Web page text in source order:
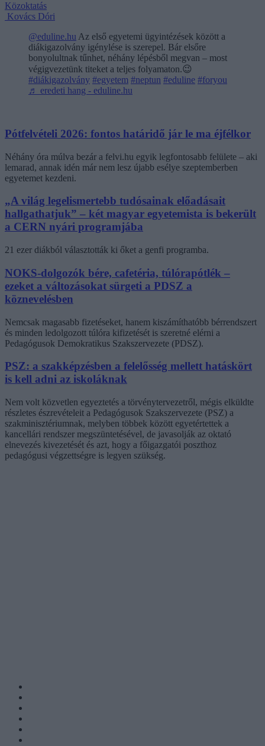
Közoktatás
Kovács Dóri
@eduline.hu Az első egyetemi ügyintézések között a
diákigazolvány igénylése is szerepel. Bár elsőre
bonyolultnak tűnhet, néhány lépésből megvan – most
végigvezetünk titeket a teljes folyamaton.😉
#diákigazolvány #egyetem #neptun #eduline #foryou
♬ eredeti hang - eduline.hu
Pótfelvételi 2026: fontos határidő jár le ma éjfélkor
Néhány óra múlva bezár a felvi.hu egyik legfontosabb felülete – aki
lemarad, annak idén már nem lesz újabb esélye szeptemberben
egyetemet kezdeni.
„A világ legelismertebb tudósainak előadásait
hallgathatjuk” – két magyar egyetemista is bekerült
a CERN nyári programjába
21 ezer diákból választották ki őket a genfi programba.
NOKS-dolgozók bére, cafetéria, túlórapótlék –
ezeket a változásokat sürgeti a PDSZ a
köznevelésben
Nemcsak magasabb fizetéseket, hanem kiszámíthatóbb bérrendszert
és minden ledolgozott túlóra kifizetését is szeretné elérni a
Pedagógusok Demokratikus Szakszervezete (PDSZ).
PSZ: a szakképzésben a felelősség mellett hatáskört
is kell adni az iskoláknak
Nem volt közvetlen egyeztetés a törvénytervezetről, mégis elküldte
részletes észrevételeit a Pedagógusok Szakszervezete (PSZ) a
szakminisztériumnak, melyben többek között egyetértettek a
kancellári rendszer megszüntetésével, de javasolják az oktató
elnevezés kivezetését és azt, hogy a főigazgatói poszthoz
pedagógusi végzettségre is legyen szükség.